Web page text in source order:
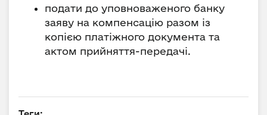
подати до уповноваженого банку
заяву на компенсацію разом із
копією платіжного документа та
актом прийняття-передачі.